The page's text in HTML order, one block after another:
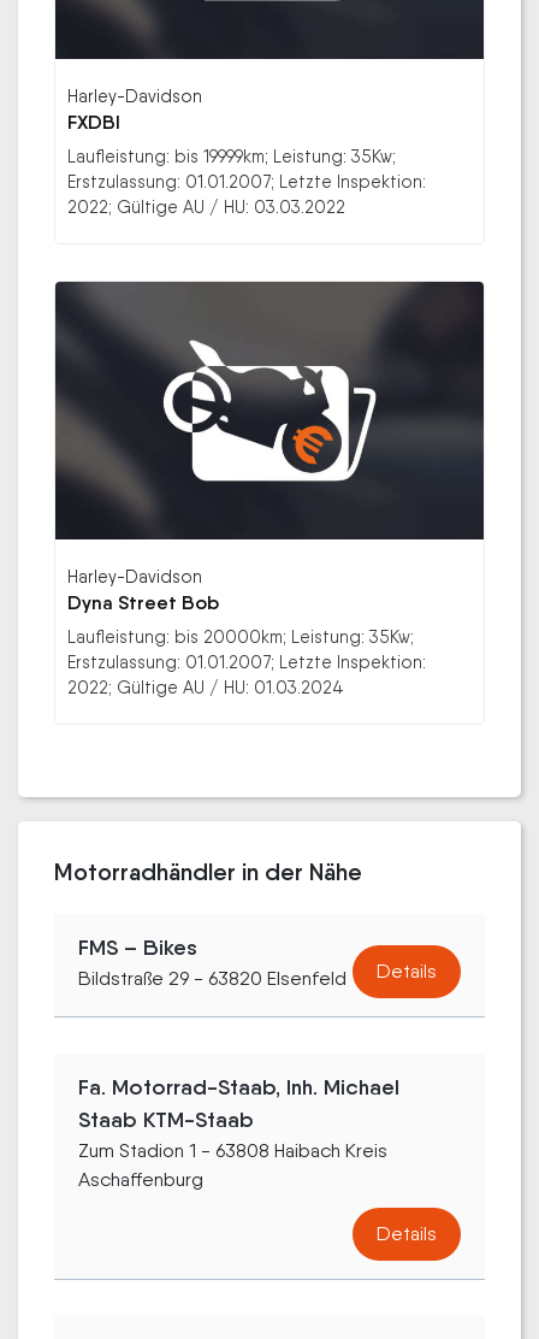
Harley-Davidson
FXDBI
Laufleistung: bis 19999km; Leistung: 35Kw;
Erstzulassung: 01.01.2007; Letzte Inspektion:
2022; Gültige AU / HU: 03.03.2022
Harley-Davidson
Dyna Street Bob
Laufleistung: bis 20000km; Leistung: 35Kw;
Erstzulassung: 01.01.2007; Letzte Inspektion:
2022; Gültige AU / HU: 01.03.2024
Motorradhändler in der Nähe
FMS – Bikes
Bildstraße 29 - 63820 Elsenfeld Details
Fa. Motorrad-Staab, Inh. Michael
Staab KTM-Staab
Zum Stadion 1 - 63808 Haibach Kreis
Aschaffenburg
Details